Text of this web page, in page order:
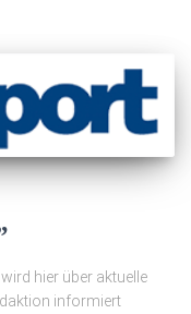
hier über aktuelle
informiert